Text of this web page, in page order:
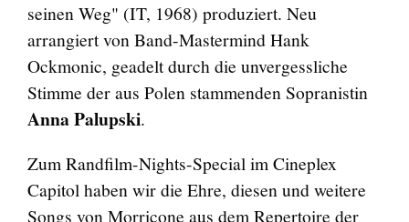
seinen Weg" (IT, 1968) produziert. Neu
arrangiert von Band-Mastermind Hank
Ockmonic, geadelt durch die unvergessliche
Stimme der aus Polen stammenden Sopranistin
Anna Palupski.
Zum Randfilm-Nights-Special im Cineplex
Capitol haben wir die Ehre, diesen und weitere
Songs von Morricone aus dem Repertoire der